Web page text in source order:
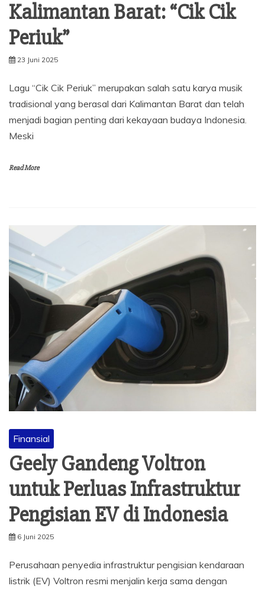
Kalimantan Barat: “Cik Cik
Periuk”
23 Juni 2025
Lagu “Cik Cik Periuk” merupakan salah satu karya musik
tradisional yang berasal dari Kalimantan Barat dan telah
menjadi bagian penting dari kekayaan budaya Indonesia.
Meski
Read More
Finansial
Geely Gandeng Voltron
untuk Perluas Infrastruktur
Pengisian EV di Indonesia
6 Juni 2025
Perusahaan penyedia infrastruktur pengisian kendaraan
listrik (EV) Voltron resmi menjalin kerja sama dengan